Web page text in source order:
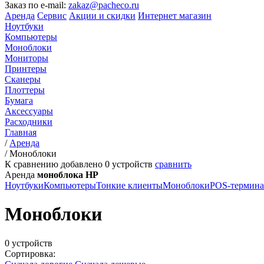
Заказ по e-mail: zakaz@pacheco.ru
Аренда Сервис Акции и скидки Интернет магазин
Ноутбуки
Компьютеры
Моноблоки
Мониторы
Принтеры
Сканеры
Плоттеры
Бумага
Аксессуары
Расходники
Главная
/ Аренда
/Моноблоки
К сравнению добавлено 0 устройств сравнить
Аренда моноблока HP
НоутбукиКомпьютерыТонкие клиентыМоноблокиPOS-
Моноблоки
0 устройств
Сортировка: